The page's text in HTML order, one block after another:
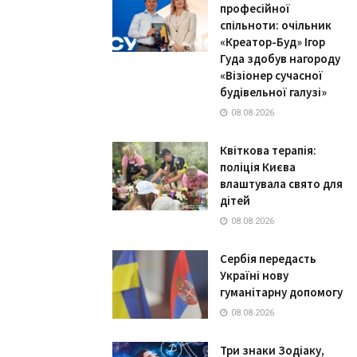
професійної
спільноти: очільник
«Креатор-Буд» Ігор
Гуда здобув нагороду
«Візіонер сучасної
будівельної галузі»
08.08.2026
Квіткова терапія:
поліція Києва
влаштувала свято для
дітей
08.08.2026
Сербія передасть
Україні нову
гуманітарну допомогу
08.08.2026
Три знаки Зодіаку,